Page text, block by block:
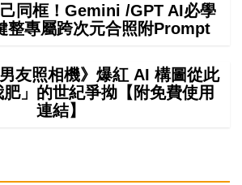
同框！Gemini /GPT AI必學
整專屬跨次元合照附Prompt
友照相機》爆紅 AI 構圖從此
」的世紀爭拗【附免費使用
連結】